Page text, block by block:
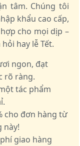
tâm. Chúng tôi
khẩu cao cấp,
cho mọi dịp –
hay lễ Tết.
ngon, đạt
rõ ràng.
tác phẩm
cho đơn hàng từ
này!
giao hàng